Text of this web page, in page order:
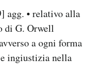
agg. • relativo alla
di G. Orwell
a ogni forma
ingiustizia nella